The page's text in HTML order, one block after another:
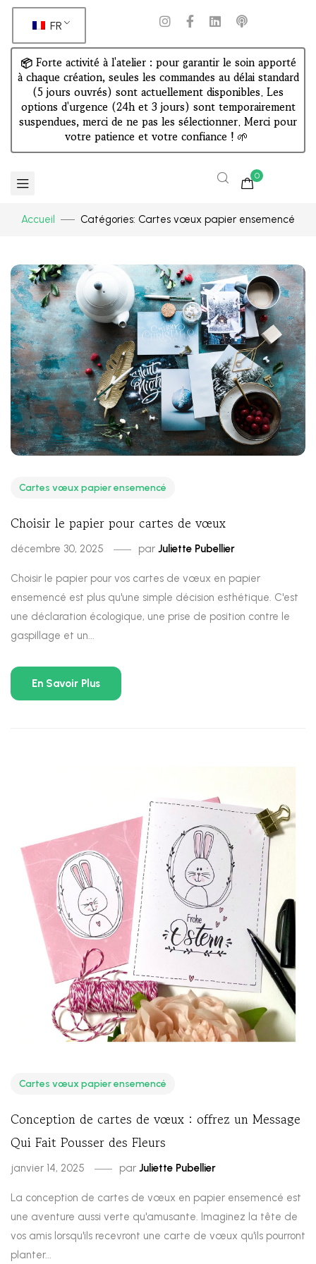
📦 Forte activité à l'atelier : pour garantir le soin apporté
à chaque création, seules les commandes au délai standard
(5 jours ouvrés) sont actuellement disponibles. Les
options d'urgence (24h et 3 jours) sont temporairement
suspendues, merci de ne pas les sélectionner. Merci pour
votre patience et votre confiance ! 🌱
FR
0
Accueil Catégories: Cartes vœux papier ensemencé
Cartes vœux papier ensemencé
Choisir le papier pour cartes de vœux
décembre 30, 2025 par Juliette Pubellier
Choisir le papier pour vos cartes de vœux en papier
ensemencé est plus qu'une simple décision esthétique. C'est
une déclaration écologique, une prise de position contre le
gaspillage et un...
En Savoir Plus
Cartes vœux papier ensemencé
Conception de cartes de vœux : offrez un Message
Qui Fait Pousser des Fleurs
janvier 14, 2025 par Juliette Pubellier
La conception de cartes de vœux en papier ensemencé est
une aventure aussi verte qu'amusante. Imaginez la tête de
vos amis lorsqu'ils recevront une carte de vœux qu'ils pourront
planter...